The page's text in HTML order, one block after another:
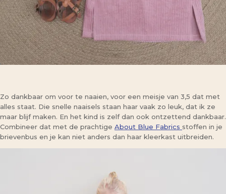
Zo dankbaar om voor te naaien, voor een meisje van 3,5 dat met
alles staat. Die snelle naaisels staan haar vaak zo leuk, dat ik ze
maar blijf maken. En het kind is zelf dan ook ontzettend dankbaar.
Combineer dat met de prachtige About Blue Fabrics stoffen in je
brievenbus en je kan niet anders dan haar kleerkast uitbreiden.